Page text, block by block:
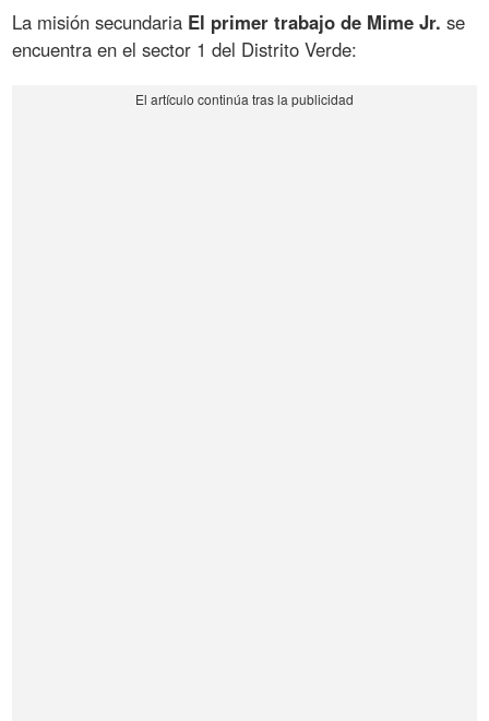
La misión secundaria El primer trabajo de Mime Jr. se
encuentra en el sector 1 del Distrito Verde: